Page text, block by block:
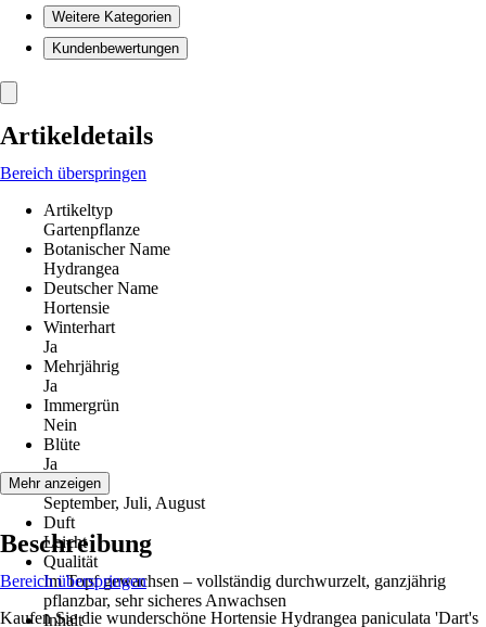
Weitere Kategorien
Kundenbewertungen
Artikeldetails
Bereich überspringen
Artikeltyp
Gartenpflanze
Botanischer Name
Hydrangea
Deutscher Name
Hortensie
Winterhart
Ja
Mehrjährig
Ja
Immergrün
Nein
Blüte
Ja
Blütezeit
September, Juli, August
Duft
Leicht
Qualität
Im Topf gewachsen – vollständig durchwurzelt, ganzjährig
pflanzbar, sehr sicheres Anwachsen
Inhalt
Mehr anzeigen
Beschreibung
Bereich überspringen
Kaufen Sie die wunderschöne Hortensie Hydrangea paniculata 'Dart's